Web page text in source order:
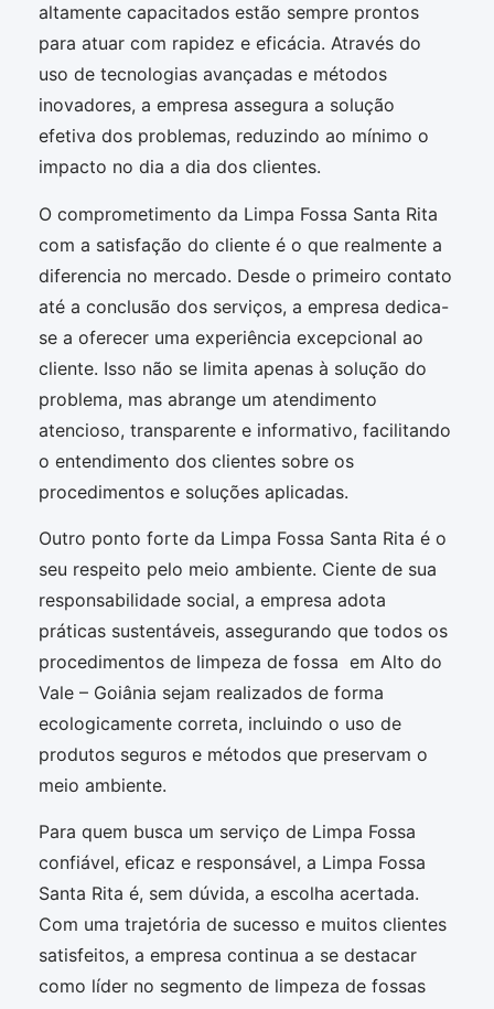
altamente capacitados estão sempre prontos
para atuar com rapidez e eficácia. Através do
uso de tecnologias avançadas e métodos
inovadores, a empresa assegura a solução
efetiva dos problemas, reduzindo ao mínimo o
impacto no dia a dia dos clientes.
O comprometimento da Limpa Fossa Santa Rita
com a satisfação do cliente é o que realmente a
diferencia no mercado. Desde o primeiro contato
até a conclusão dos serviços, a empresa dedica-
se a oferecer uma experiência excepcional ao
cliente. Isso não se limita apenas à solução do
problema, mas abrange um atendimento
atencioso, transparente e informativo, facilitando
o entendimento dos clientes sobre os
procedimentos e soluções aplicadas.
Outro ponto forte da Limpa Fossa Santa Rita é o
seu respeito pelo meio ambiente. Ciente de sua
responsabilidade social, a empresa adota
práticas sustentáveis, assegurando que todos os
procedimentos de limpeza de fossa em Alto do
Vale – Goiânia sejam realizados de forma
ecologicamente correta, incluindo o uso de
produtos seguros e métodos que preservam o
meio ambiente.
Para quem busca um serviço de Limpa Fossa
confiável, eficaz e responsável, a Limpa Fossa
Santa Rita é, sem dúvida, a escolha acertada.
Com uma trajetória de sucesso e muitos clientes
satisfeitos, a empresa continua a se destacar
como líder no segmento de limpeza de fossas